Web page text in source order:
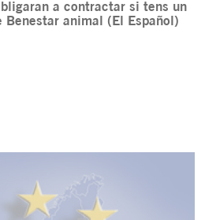
a contractar si tens un
Benestar animal (El Español)